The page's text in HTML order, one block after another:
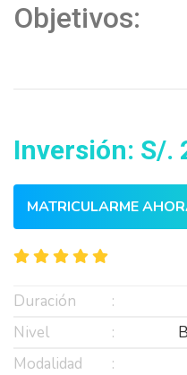
Objetivos:
Inversión: S/.
MATRICULARME
Duración
Nivel
Modalidad